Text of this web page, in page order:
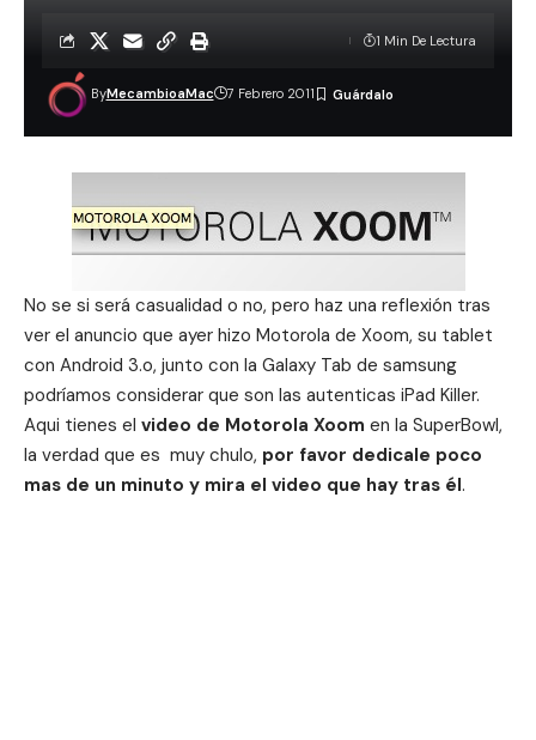
ByMecambioaMac 7 Febrero 2011
1 Min De Lectura
No se si será casualidad o no, pero haz una reflexión tras
ver el anuncio que ayer hizo Motorola de Xoom, su tablet
con Android 3.o, junto con la Galaxy Tab de samsung
podríamos considerar que son las autenticas iPad Killer.
Aqui tienes el video de Motorola Xoom en la SuperBowl,
la verdad que es muy chulo, por favor dedicale poco
mas de un minuto y mira el video que hay tras él.